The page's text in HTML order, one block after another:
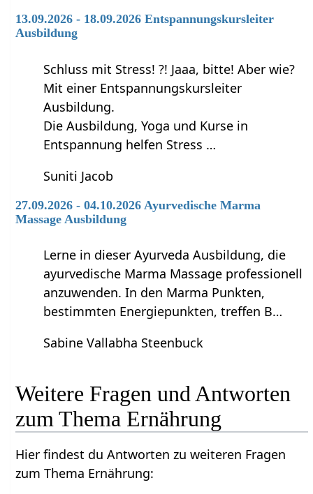
13.09.2026 - 18.09.2026 Entspannungskursleiter
Ausbildung
Schluss mit Stress! ?! Jaaa, bitte! Aber wie?
Mit einer Entspannungskursleiter
Ausbildung.
Die Ausbildung, Yoga und Kurse in
Entspannung helfen Stress …
Suniti Jacob
27.09.2026 - 04.10.2026 Ayurvedische Marma
Massage Ausbildung
Lerne in dieser Ayurveda Ausbildung, die
ayurvedische Marma Massage professionell
anzuwenden. In den Marma Punkten,
bestimmten Energiepunkten, treffen B…
Sabine Vallabha Steenbuck
Weitere Fragen und Antworten
zum Thema Ernährung
Hier findest du Antworten zu weiteren Fragen
zum Thema Ernährung: